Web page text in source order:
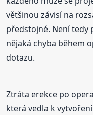
většinou závisí na
předstojné. Není tedy
nějaká chyba během
dotazu.
Ztráta erekce po
která vedla k